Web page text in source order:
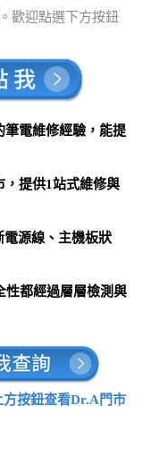
歡迎點選下方按鈕
筆電維修經驗，能提
，提供1站式維修與
電源線、主機板狀
性都經過層層檢測與
方按鈕查看Dr.A門市